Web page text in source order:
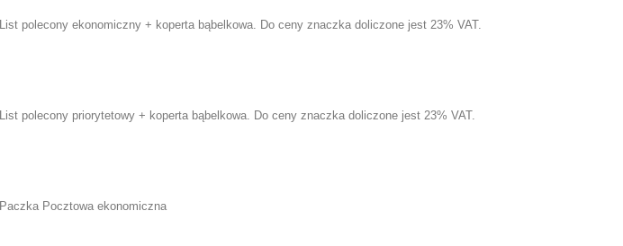
List polecony ekonomiczny + koperta bąbelkowa. Do ceny znaczka doliczone jest 23% VAT.
List polecony priorytetowy + koperta bąbelkowa. Do ceny znaczka doliczone jest 23% VAT.
Paczka Pocztowa ekonomiczna